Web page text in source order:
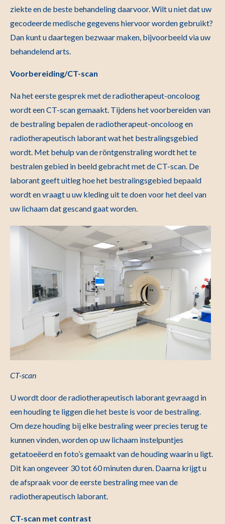
ziekte en de beste behandeling daarvoor. Wilt u niet dat uw
gecodeerde medische gegevens hiervoor worden gebruikt?
Dan kunt u daartegen bezwaar maken, bijvoorbeeld via uw
behandelend arts.
Voorbereiding/CT-scan
Na het eerste gesprek met de radiotherapeut-oncoloog
wordt een CT-scan gemaakt. Tijdens het voorbereiden van
de bestraling bepalen de radiotherapeut-oncoloog en
radiotherapeutisch laborant wat het bestralingsgebied
wordt. Met behulp van de röntgenstraling wordt het te
bestralen gebied in beeld gebracht met de CT-scan. De
laborant geeft uitleg hoe het bestralingsgebied bepaald
wordt en vraagt u uw kleding uit te doen voor het deel van
uw lichaam dat gescand gaat worden.
CT-scan
U wordt door de radiotherapeutisch laborant gevraagd in
een houding te liggen die het beste is voor de bestraling.
Om deze houding bij elke bestraling weer precies terug te
kunnen vinden, worden op uw lichaam instelpuntjes
getatoeëerd en foto’s gemaakt van de houding waarin u ligt.
Dit kan ongeveer 30 tot 60 minuten duren. Daarna krijgt u
de afspraak voor de eerste bestraling mee van de
radiotherapeutisch laborant.
CT-scan met contrast